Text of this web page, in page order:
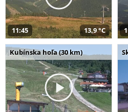
11:45 13,9 °C
Kubínska hoľa (30 km)